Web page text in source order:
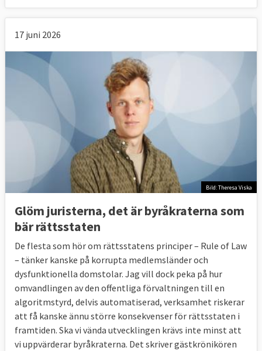
medlemsländerna eller EU-kommissionen
eller Europaparlamentet kan ministerrådet,
där en minister från varje medlemsland ingår,
efter att ha hört medlemslandet, slå fast att
”det finns en klar risk för att en medlemsstat
allvarligt åsidosätter” rättsstatsprincipen.
Beslutet kräver en majoritet på fyra
femtedelar av EU-länderna samt
Europaparlamentets
godkännande.Ministerrådet kan därutöver
utfärda en icke rättsligt bindande
rekommendation på åtgärder till landet.
Beslut enligt 7.1 ett tydligt politiskt
ställningstagande, en reprimand, mot landet i
fråga. 2017 inledde kommissionenför första
gångenett 7.1-förfarande mot ett
medlemsland – Polen.
Vid ett sammanträde i riksdagens EU-
nämnd,15 februari 2019 Anf. 130 och 132, med
EU-minister Hans Dahlgren (S) framgick att
det i dag saknas en majoritet på fyra
femtedelar av medlemsländerna för ett
beslut enligt artikel 7.1.
17 juni 2026
Bild: Theresa Viska
Glöm juristerna, det är byråkraterna som
bär rättsstaten
De flesta som hör om rättsstatens principer – Rule of Law
– tänker kanske på korrupta medlemsländer och
dysfunktionella domstolar. Jag vill dock peka på hur
omvandlingen av den offentliga förvaltningen till en
algoritmstyrd, delvis automatiserad, verksamhet riskerar
att få kanske ännu större konsekvenser för rättsstaten i
framtiden. Ska vi vända utvecklingen krävs inte minst att
vi uppvärderar byråkraterna. Det skriver gästkrönikören